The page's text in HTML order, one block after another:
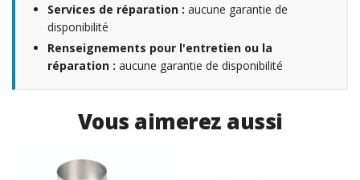
Services de réparation : aucune garantie de
disponibilité
Renseignements pour l'entretien ou la
réparation : aucune garantie de disponibilité
Vous aimerez aussi